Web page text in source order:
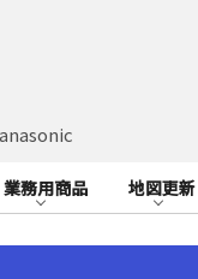
業務用商品 地図更新